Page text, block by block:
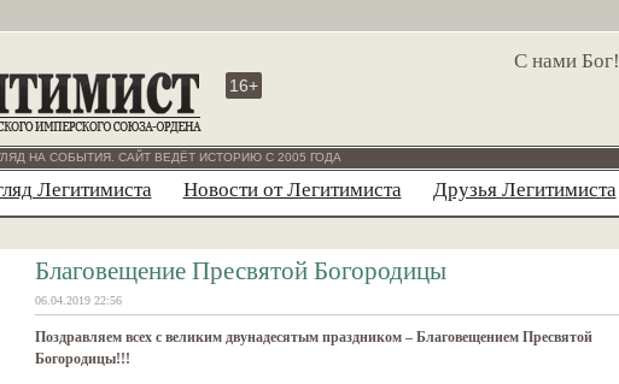
С нами Бог!
16+
НА СОБЫТИЯ. САЙТ ВЕДЁТ ИСТОРИЮ С 2005 ГОДА
Легитимиста Новости от Легитимиста Друзья Легитимиста
Благовещение Пресвятой Богородицы
06.04.2019 22:56
Поздравляем всех с великим двунадесятым праздником – Благовещением Пресвятой
Богородицы!!!